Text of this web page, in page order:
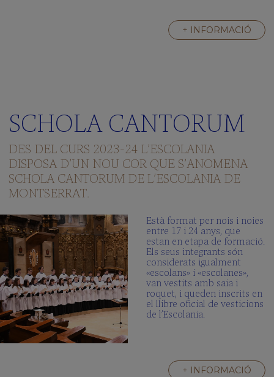
+ INFORMACIÓ
SCHOLA CANTORUM
DES DEL CURS 2023-24 L’ESCOLANIA
DISPOSA D’UN NOU COR QUE S’ANOMENA
SCHOLA CANTORUM DE L’ESCOLANIA DE
MONTSERRAT.
Està format per nois i noies
entre 17 i 24 anys, que
estan en etapa de formació.
Els seus integrants són
considerats igualment
«escolans» i «escolanes»,
van vestits amb saia i
roquet, i queden inscrits en
el llibre oficial de vesticions
de l’Escolania.
+ INFORMACIÓ